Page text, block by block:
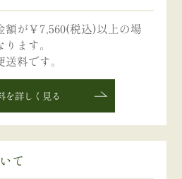
額が￥7,560(税込)以上の場
ます。
料です。
を詳しく見る
て